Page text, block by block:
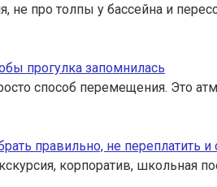
не про толпы у бассейна и
прогулка запомнилась
способ перемещения. Это
правильно, не переплатить
корпоратив, школьная